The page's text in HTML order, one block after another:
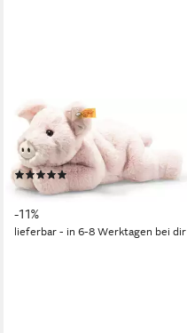
STEIFF
Kuscheltier Soft Cuddly
Friends Piko Schwein
(3)
ab 33,87 € UVP37,95 €
-11%
lieferbar - in 6-8 Werktagen bei dir